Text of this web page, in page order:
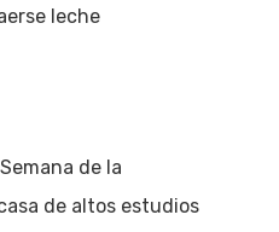
leche
de la
de altos estudios